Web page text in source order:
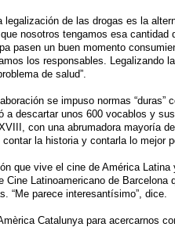
de las drogas es la
nosotros tengamos esa cantidad
pasen un buen momento
los responsables. Legalizando
de salud”.
se impuso normas “duras”
a descartar unos 600 vocablos y
con una abrumadora mayoría
la historia y contarla lo mejor
que vive el cine de América Latina
Cine Latinoamericano de Barcelona
“Me parece interesantísimo”, dice.
Catalunya para acercarnos